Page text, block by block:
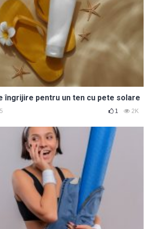
îngrijire pentru un ten cu pete solare
1 2K